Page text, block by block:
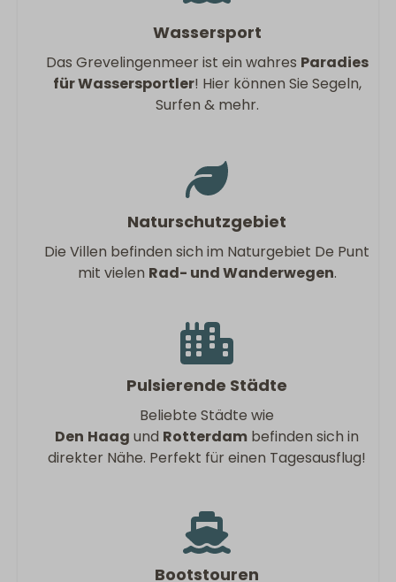
Wassersport
Das Grevelingenmeer ist ein wahres Paradies
für Wassersportler! Hier können Sie Segeln,
Surfen & mehr.
Naturschutzgebiet
Die Villen befinden sich im Naturgebiet De Punt
mit vielen Rad- und Wanderwegen.
Pulsierende Städte
Beliebte Städte wie
Den Haag und Rotterdam befinden sich in
direkter Nähe. Perfekt für einen Tagesausflug!
Bootstouren